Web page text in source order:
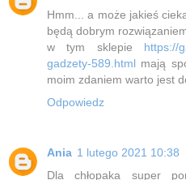
Hmm... a może jakieś
będą dobrym
w tym sklepie https://
gadzety-589.html mają
moim zdaniem warto jest
Odpowiedz
Ania 1 lutego 2021 10:38
Dla chłopaka super